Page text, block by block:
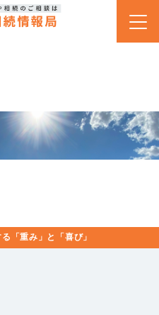
「重み」と「喜び」